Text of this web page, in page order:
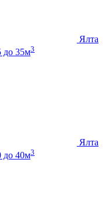
Ялта
до 35м3
Ялта
до 40м3